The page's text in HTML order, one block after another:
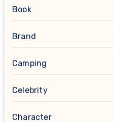
Book
Brand
Camping
Celebrity
Character